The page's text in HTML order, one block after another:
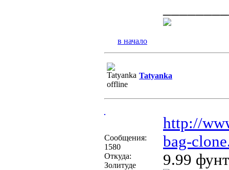
в начало
Tatyanka
Сообщения:
1580
Откуда:
Золитуде
http://
bag-
9.99